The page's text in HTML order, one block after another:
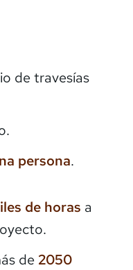
de travesías
persona.
de horas a
de 2050